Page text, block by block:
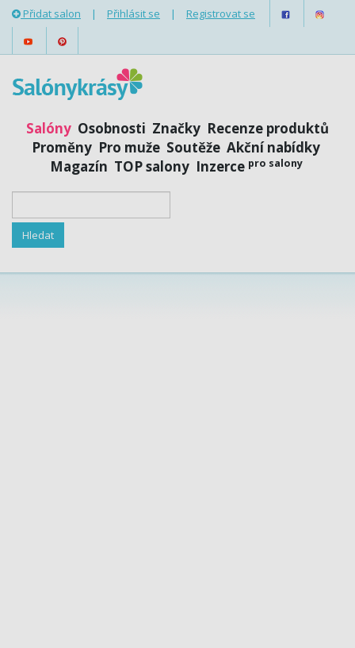
Přidat salon | Přihlásit se | Registrovat se
Salóny Osobnosti Značky Recenze produktů
Proměny Pro muže Soutěže Akční nabídky
Magazín TOP salony Inzerce pro salony